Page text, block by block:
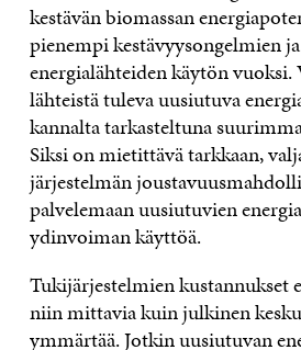
kestävän biomassan
pienempi kestävyysongelmien
energialähteiden käytön vuoksi.
lähteistä tuleva uusiutuva
kannalta tarkasteltuna
Siksi on mietittävä tarkkaan,
järjestelmän
palvelemaan uusiutuvien
ydinvoiman käyttöä.
Tukijärjestelmien kustannukset
niin mittavia kuin julkinen
ymmärtää. Jotkin uusiutuvan